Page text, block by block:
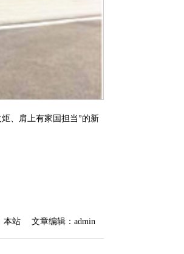
、肩上有家国担当 ”的新
本站 文章编辑：admin